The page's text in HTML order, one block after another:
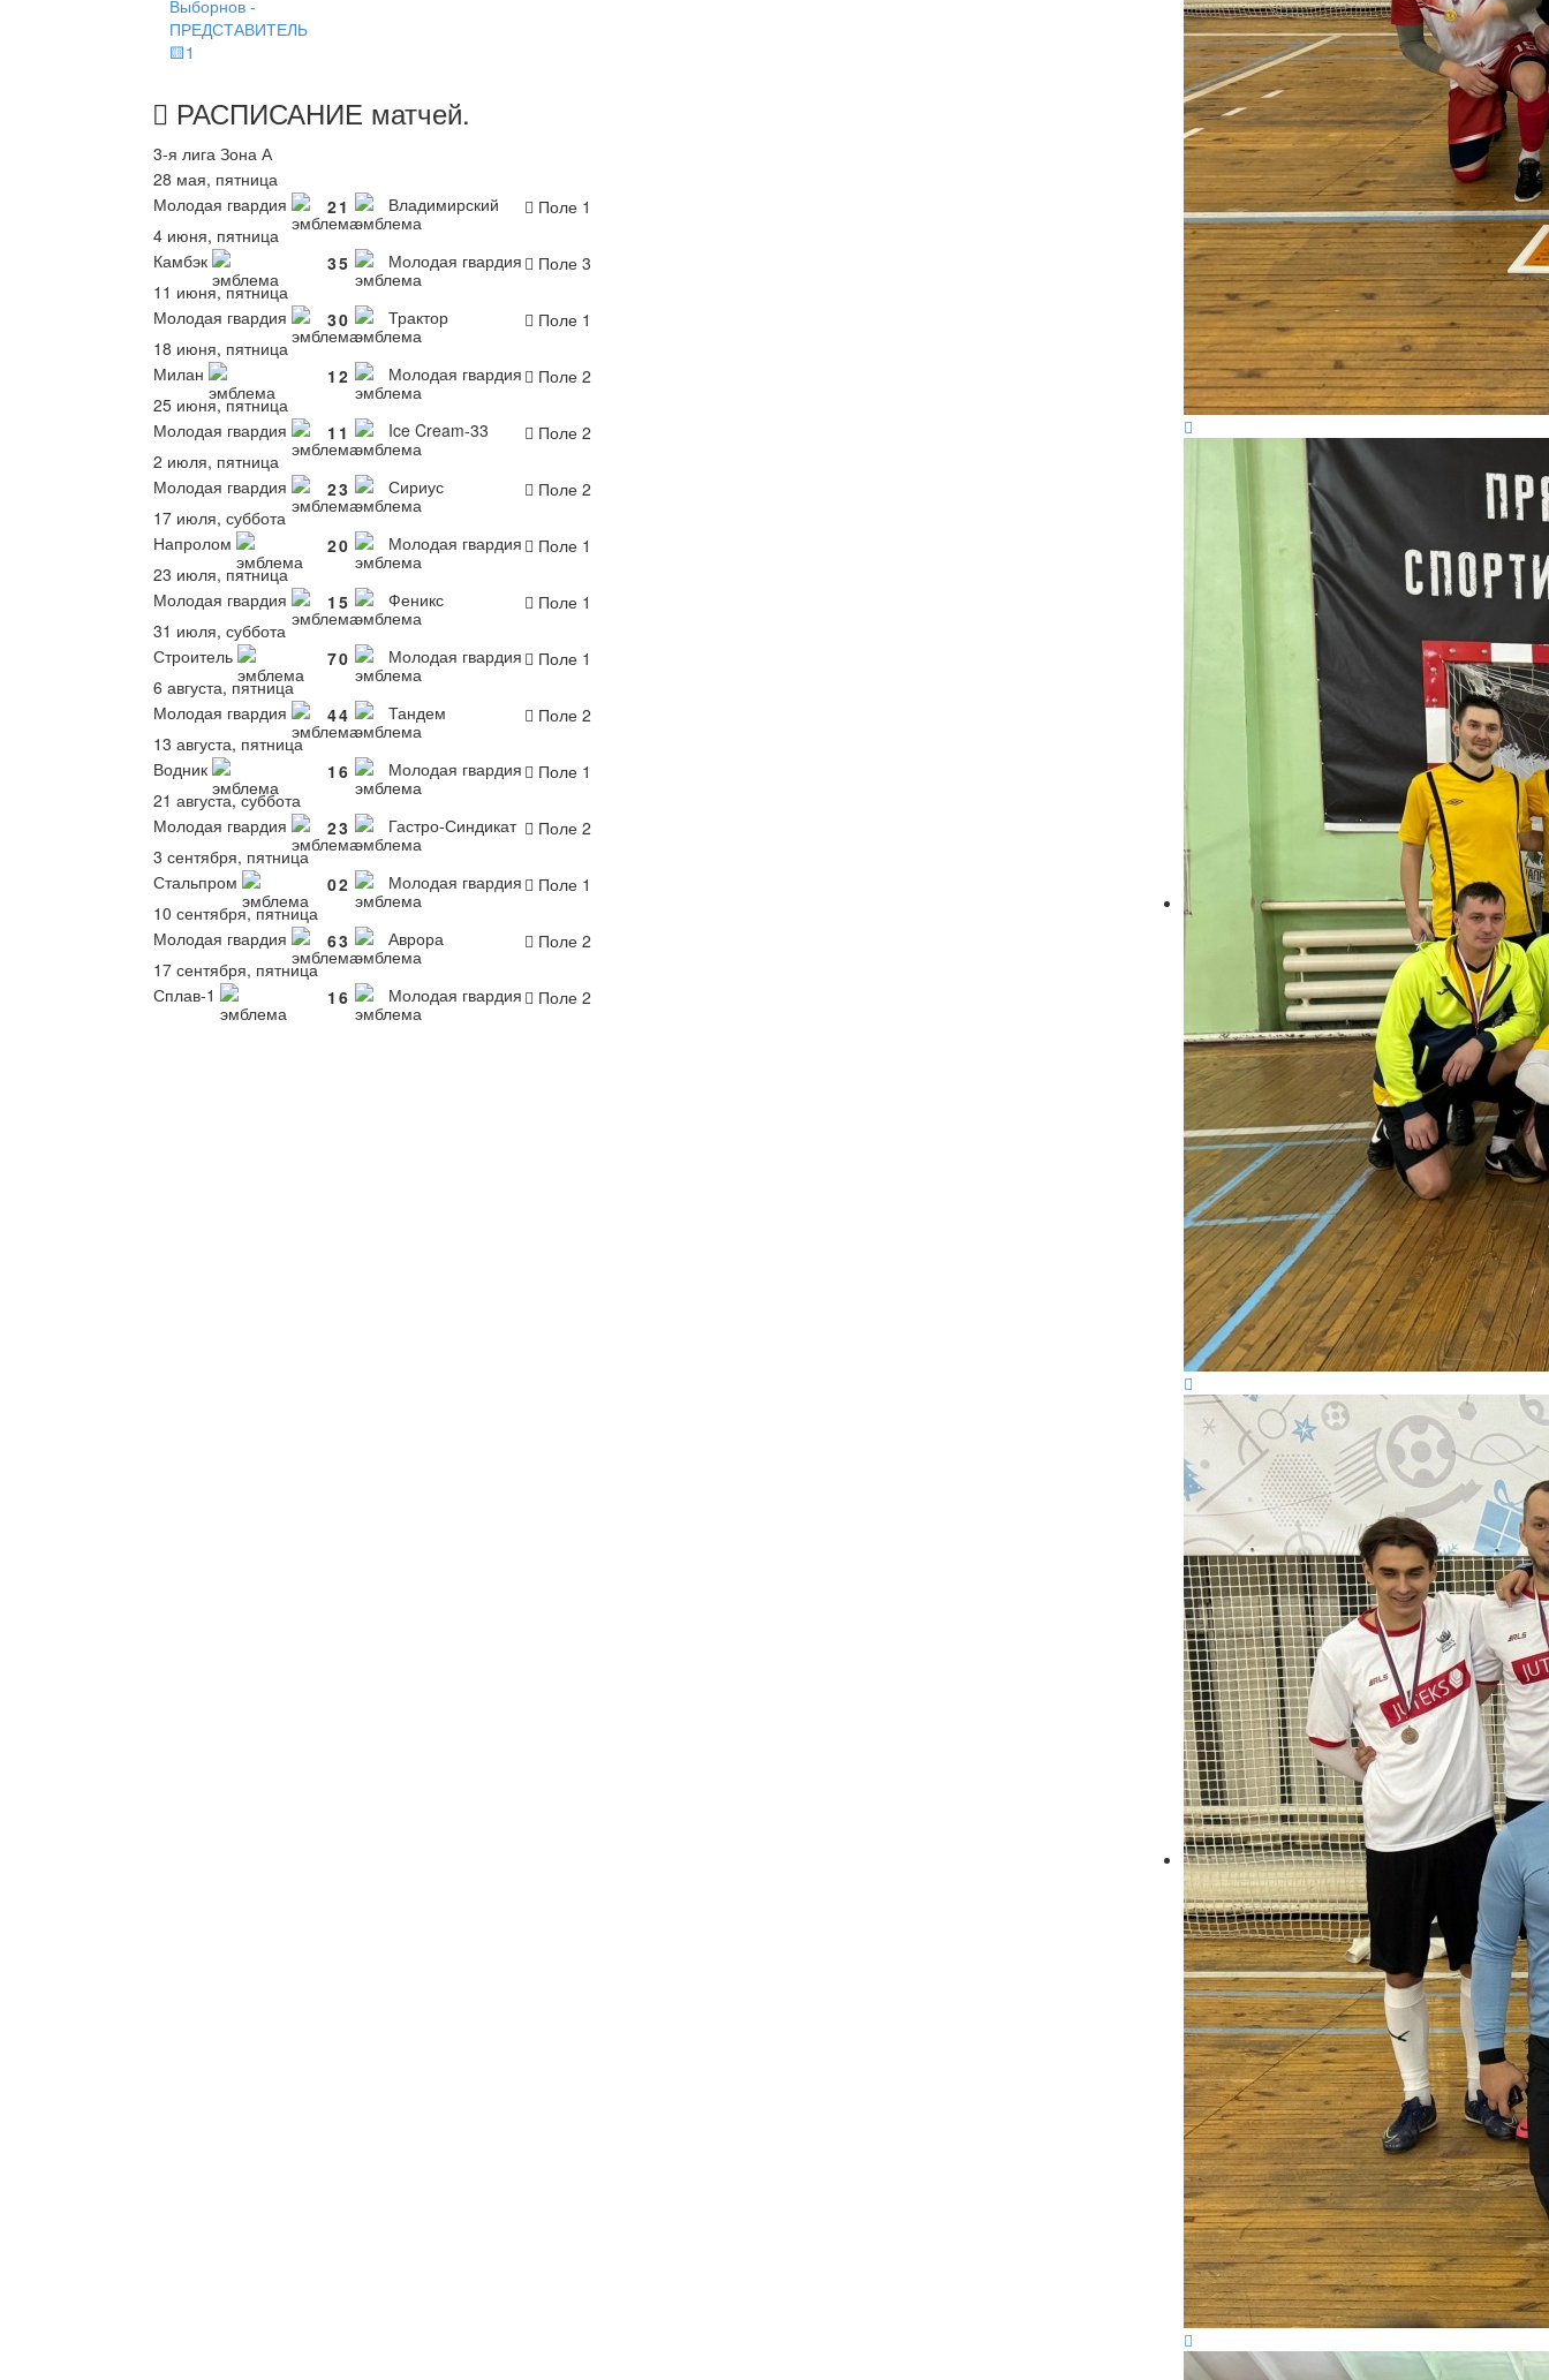
Выборнов -
ПРЕДСТАВИТЕЛЬ
🟨1
РАСПИСАНИЕ матчей.
3-я лига Зона А
28 мая, пятница
Молодая гвардия
21 Владимирский
Поле 1
4 июня, пятница
Камбэк
35 Молодая гвардия
Поле 3
11 июня, пятница
Молодая гвардия
30 Трактор
Поле 1
18 июня, пятница
Милан
1 2 Молодая гвардия
Поле 2
25 июня, пятница
Молодая гвардия
1 1 Ice Cream-33
Поле 2
2 июля, пятница
Молодая гвардия
23 Сириус
Поле 2
17 июля, суббота
Напролом
20 Молодая гвардия
Поле 1
23 июля, пятница
Молодая гвардия
1 5 Феникс
Поле 1
31 июля, суббота
Строитель
70 Молодая гвардия
Поле 1
6 августа, пятница
Молодая гвардия
44 Тандем
Поле 2
13 августа, пятница
Водник
1 6 Молодая гвардия
Поле 1
21 августа, суббота
Молодая гвардия
23 Гастро-Синдикат
Поле 2
3 сентября, пятница
Стальпром
02 Молодая гвардия
Поле 1
10 сентября, пятница
Молодая гвардия
63 Аврора
Поле 2
17 сентября, пятница
Сплав-1
1 6 Молодая гвардия Поле 2